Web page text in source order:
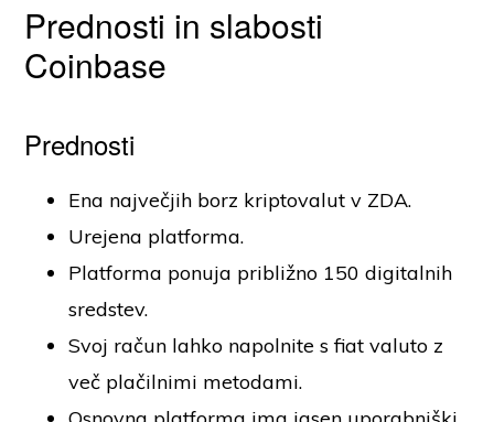
Prednosti in slabosti
Coinbase
Prednosti
Ena največjih borz kriptovalut v ZDA.
Urejena platforma.
Platforma ponuja približno 150 digitalnih
sredstev.
Svoj račun lahko napolnite s fiat valuto z
več plačilnimi metodami.